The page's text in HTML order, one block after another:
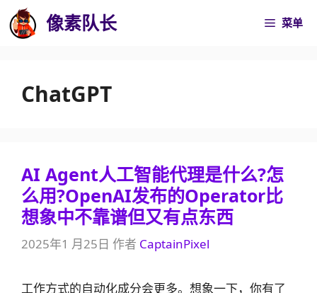
至
像素队长 菜单
ChatGPT
AI Agent人工智能代理是什么?怎
么用?OpenAI发布的Operator比
想象中不靠谱但又有点东西
2025年1 月25日 作者 CaptainPixel
工作方式的自动化成分会更多。想象一下，你有了